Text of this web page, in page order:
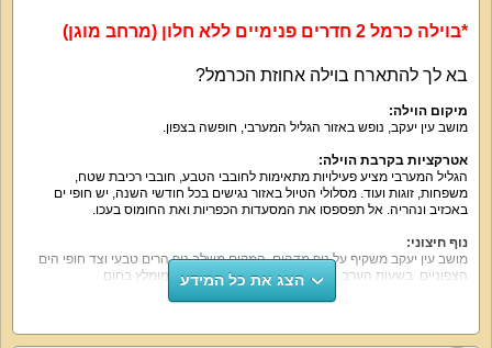
*בוילה כרמל 2 חדרים פנימיים ללא חלון (מרחב מוגן)
בא לך להתארח בוילה אחוזת הכרמל?
מיקום הוילה:
מושב עין יעקב, נופש באזור הגליל המערבי, חופשה בצפון.
אטרקציות בקרבת הוילה:
הגליל המערבי מציע פעילויות מתאימות לחובבי הטבע, חובבי רכיבת שטח,
משפחות, זוגות ועוד. מסלולי הטיול באזור נגישים בכל חודשי השנה, יש חופי ים
באכזיב ונהריה. אל תפספסו את המסעדות הכפריות ואת החומוס בעכו.
נוף חיצוני:
מושב עין יעקב משקיף על נוף מדהים. המקום משלב נוף הרים טבעי וצד חופי הים
הצפוניים. בשעות הערב, השקיעה מול הוילה מדהימה – מומלץ בחום.
הצג את כל המידע